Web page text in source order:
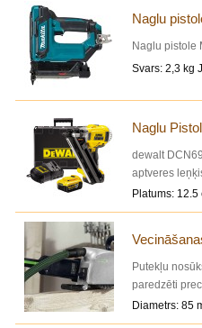
Naglu
Naglu pistole
Svars: 2,3 kg
Naglu
dewalt
aptveres
kapacitāte 55
Komplektā 2
Platums:
Putekļu
paredzēti
Aizsardzība
temperatūru
Diametrs: 85